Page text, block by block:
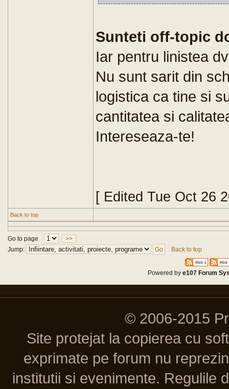
Sunteti off-topic
Iar pentru linistea
Nu sunt sarit din
logistica ca tine si
cantitatea si
Intereseaza-te!
[ Edited Tue Oct 26
Back to top
Go to page
>>
Jump:
Back to top
Powered bye107 Forum
© 2006-2015
Site protejat la copierea cu
exprimate pe forum nu
institutii si evenimente. Regulile